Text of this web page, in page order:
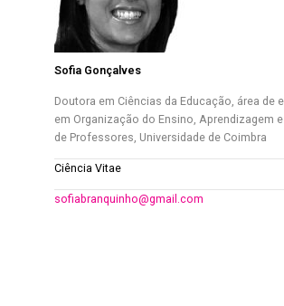
Sofia Gonçalves
Doutora em Ciências da Educação, área de
em Organização do Ensino, Aprendizagem
de Professores, Universidade de Coimbra
Ciência Vitae
sofiabranquinho@gmail.com